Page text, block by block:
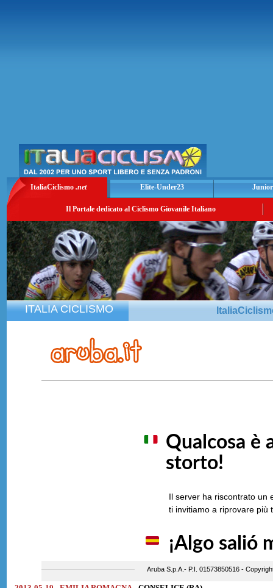
ItaliaCiclismo .net Elite-Under23
Il Portale dedicato al Ciclismo Giovanile Italiano
ITALIA CICLISMO